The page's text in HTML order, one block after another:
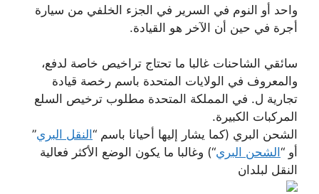
واحد أو النوم في السرير في الجزء الخلفي من سيارة
أجرة في حين أن الآخر هو القيادة.
سائقي الشاحنات غالبا ما تحتاج تراخيص خاصة لدفع،
والمعروف في الولايات المتحدة باسم رخصة قيادة
تجارية ل. في المملكة المتحدة مطلوب ترخيص السلع
المركبات الكبيرة.
الشحن البري (كما يشار إليها أحيانا باسم “ النقل البري”
أو “ الشحن البري“) وغالبا ما يكون الوضع الأكثر فعالية
النقل لبلدان